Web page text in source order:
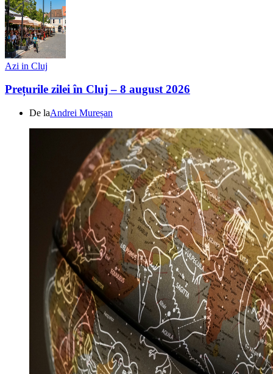
Azi in Cluj
Prețurile zilei în Cluj – 8 august 2026
De laAndrei Mureșan